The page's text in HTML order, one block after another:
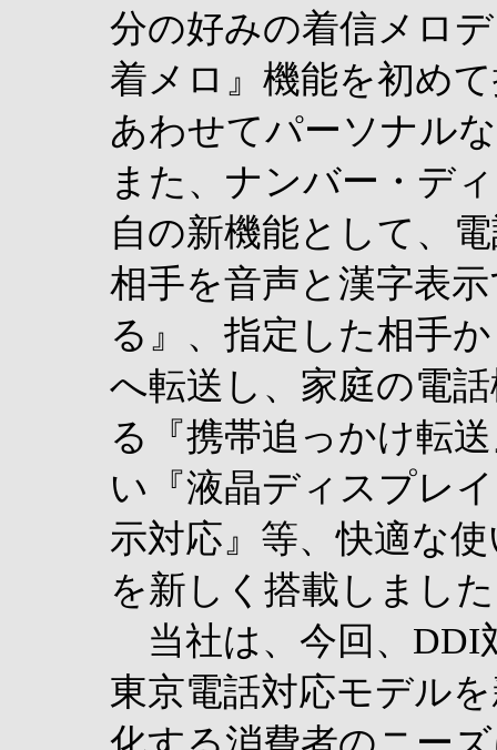
分の好みの着信メロ
着メロ』機能を初め
あわせてパーソナル
また、ナンバー・デ
自の新機能として、
相手を音声と漢字表
る』、指定した相手
へ転送し、家庭の電
る『携帯追っかけ転
い『液晶ディスプレ
示対応』等、快適な
を新しく搭載しまし
当社は、今回、DDI
東京電話対応モデル